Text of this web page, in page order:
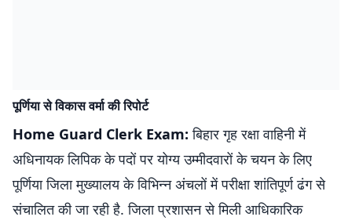
पूर्णिया से विकास वर्मा की रिपोर्ट
Home Guard Clerk Exam: बिहार गृह रक्षा वाहिनी में
अधिनायक लिपिक के पदों पर योग्य उम्मीदवारों के चयन के लिए
पूर्णिया जिला मुख्यालय के विभिन्न अंचलों में परीक्षा शांतिपूर्ण ढंग से
संचालित की जा रही है. जिला प्रशासन से मिली आधिकारिक